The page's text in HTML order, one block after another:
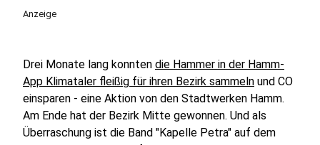
Anzeige
Drei Monate lang konnten die Hammer in der Hamm-
App Klimataler fleißig für ihren Bezirk sammeln und CO
einsparen - eine Aktion von den Stadtwerken Hamm.
Am Ende hat der Bezirk Mitte gewonnen. Und als
Überraschung ist die Band "Kapelle Petra" auf dem